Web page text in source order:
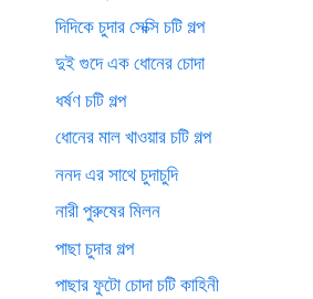
দিদিকে চুদার সেক্সি চটি গল্প
দুই গুদে এক ধোনের চোদা
ধর্ষণ চটি গল্প
ধোনের মাল খাওয়ার চটি গল্প
ননদ এর সাথে চুদাচুদি
নারী পুরুষের মিলন
পাছা চুদার গল্প
পাছার ফুটো চোদা চটি কাহিনী